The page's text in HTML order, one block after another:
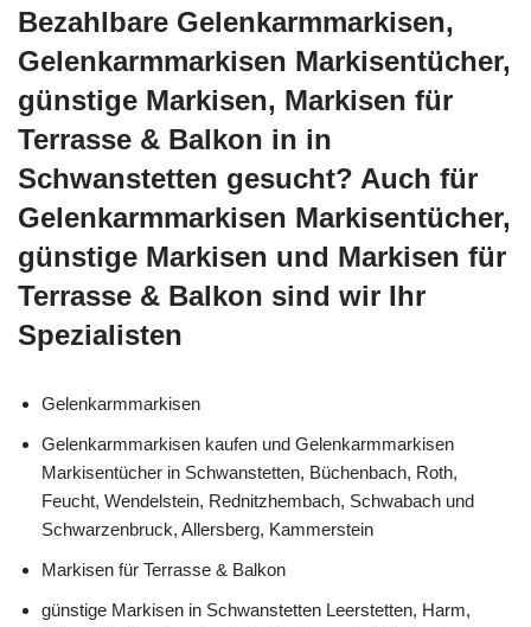
Bezahlbare Gelenkarmmarkisen,
Gelenkarmmarkisen Markisentücher,
günstige Markisen, Markisen für
Terrasse & Balkon in in
Schwanstetten gesucht? Auch für
Gelenkarmmarkisen Markisentücher,
günstige Markisen und Markisen für
Terrasse & Balkon sind wir Ihr
Spezialisten
Gelenkarmmarkisen
Gelenkarmmarkisen kaufen und Gelenkarmmarkisen
Markisentücher in Schwanstetten, Büchenbach, Roth,
Feucht, Wendelstein, Rednitzhembach, Schwabach und
Schwarzenbruck, Allersberg, Kammerstein
Markisen für Terrasse & Balkon
günstige Markisen in Schwanstetten Leerstetten, Harm,